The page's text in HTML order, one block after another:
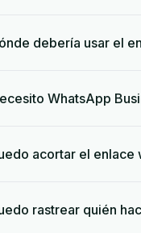
debería usar el
WhatsApp
acortar el enlace
rastrear quién